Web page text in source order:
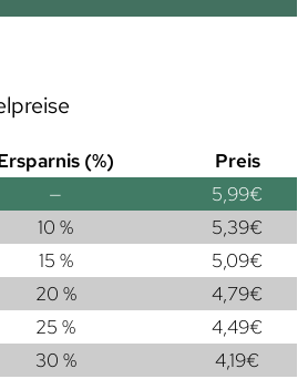
(%)
Preis
— 5,99€
10 % 5,39€
15 % 5,09€
20 % 4,79€
25 % 4,49€
30 % 4,19€